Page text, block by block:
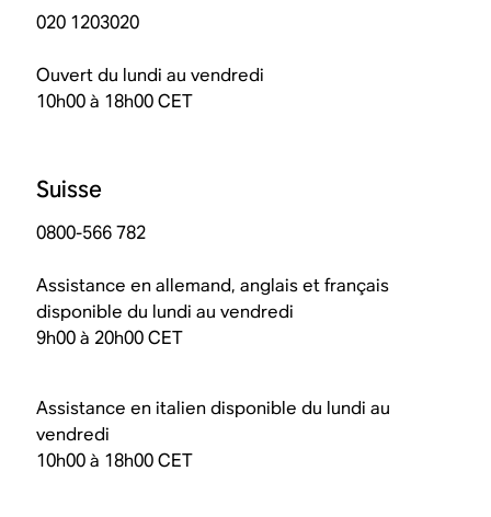
020 1203020
Ouvert du lundi au vendredi
10h00 à 18h00 CET
Suisse
0800-566 782
Assistance en allemand, anglais et français
disponible du lundi au vendredi
9h00 à 20h00 CET
Assistance en italien disponible du lundi au
vendredi
10h00 à 18h00 CET